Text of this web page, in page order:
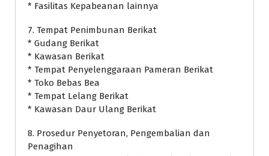
* Fasilitas Kepabeanan lainnya
7. Tempat Penimbunan Berikat
* Gudang Berikat
* Kawasan Berikat
* Tempat Penyelenggaraan Pameran Berikat
* Toko Bebas Bea
* Tempat Lelang Berikat
* Kawasan Daur Ulang Berikat
8. Prosedur Penyetoran, Pengembalian dan
Penagihan